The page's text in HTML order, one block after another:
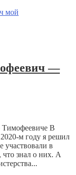
—
Тимофеевиче В
м году я решил
участвовали в
знал о них. А